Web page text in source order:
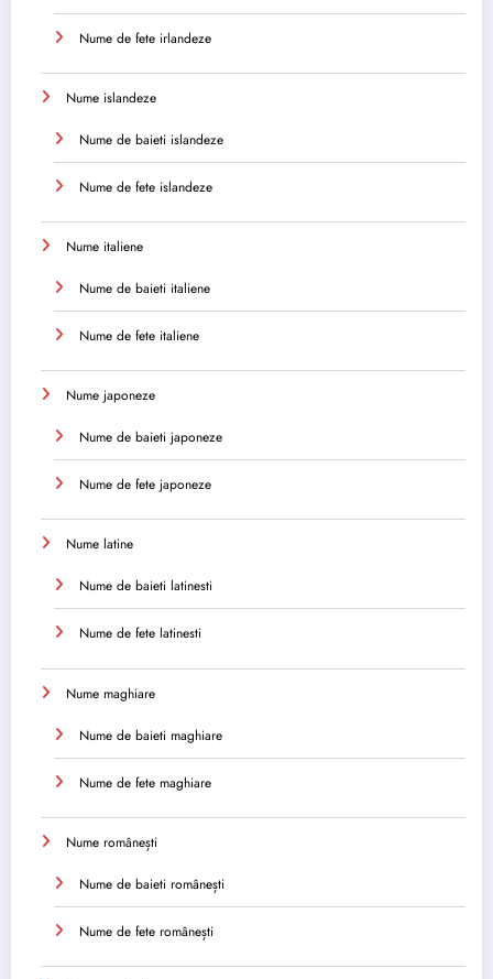
Nume de fete irlandeze
Nume islandeze
Nume de baieti islandeze
Nume de fete islandeze
Nume italiene
Nume de baieti italiene
Nume de fete italiene
Nume japoneze
Nume de baieti japoneze
Nume de fete japoneze
Nume latine
Nume de baieti latinesti
Nume de fete latinesti
Nume maghiare
Nume de baieti maghiare
Nume de fete maghiare
Nume românești
Nume de baieti românești
Nume de fete românești